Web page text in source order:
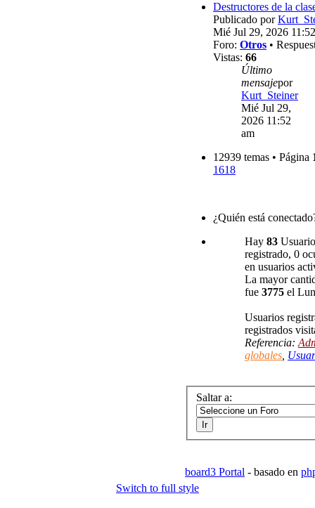
Destructores de la
Publicado por
Mié Jul 29, 2026
Foro: Otros •
Vistas: 66
Último
mensajepor
Kurt_Steiner
Mié Jul 29,
2026 11:52
am
12939 temas • Página
1618
¿Quién está
Hay 83
registrado, 0
en usuarios
La mayor
fue 3775 el
Usuarios
registrados
Referencia:
globales,
Saltar a:
board3 Portal - basado en
Switch to full style